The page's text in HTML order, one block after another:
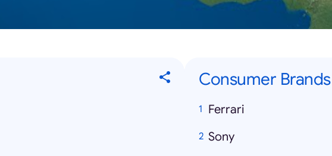
Consumer Brands
Ferrari
Sony